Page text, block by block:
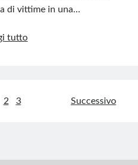
di vittime in una…
tuttoLa
2 3 Successivo